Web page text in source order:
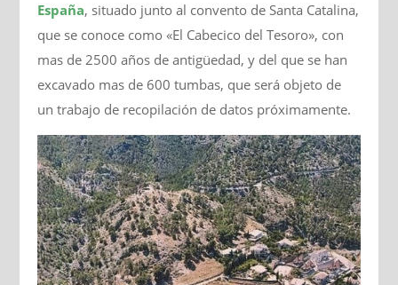
España, situado junto al convento de Santa Catalina,
que se conoce como «El Cabecico del Tesoro», con
mas de 2500 años de antigüedad, y del que se han
excavado mas de 600 tumbas, que será objeto de
un trabajo de recopilación de datos próximamente.